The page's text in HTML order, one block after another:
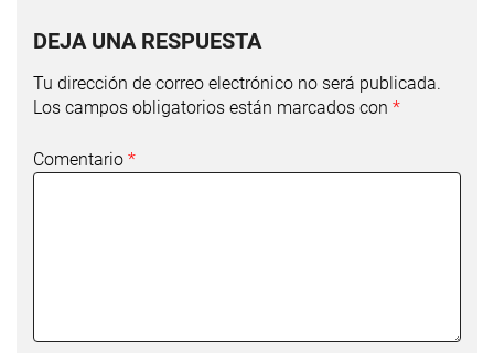
DEJA UNA RESPUESTA
Tu dirección de correo electrónico no será publicada.
Los campos obligatorios están marcados con *
Comentario *